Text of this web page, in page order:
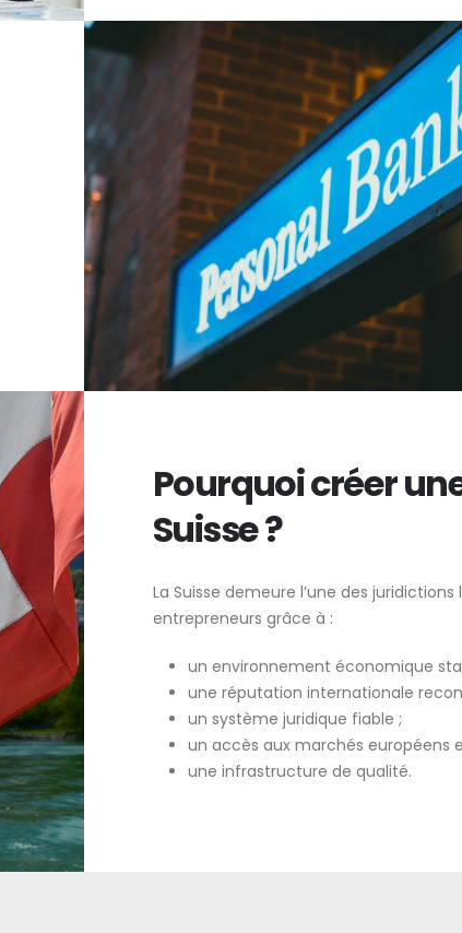
Pourquoi créer
Suisse ?
La Suisse demeure l’une des
entrepreneurs grâce à :
un environnement économique
une réputation internationale
un système juridique fiable ;
un accès aux marchés européens
une infrastructure de qualité.